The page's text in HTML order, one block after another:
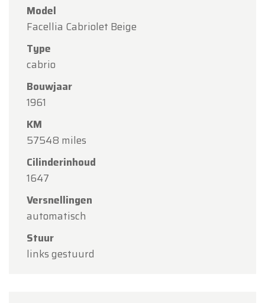
Model
Facellia Cabriolet Beige
Type
cabrio
Bouwjaar
1961
KM
57548 miles
Cilinderinhoud
1647
Versnellingen
automatisch
Stuur
links gestuurd
Oldtimerfarm
Oldtimerfarm zal
Onze showroom is
maandag 10 augustus tot en met vrijdag 14
augustusvolgens de normale openingsuren.
Maandag 17 augustus
afspraak
Bedankt voor uw begrip en graag tot binnenkort!
Team Oldtimerfarm